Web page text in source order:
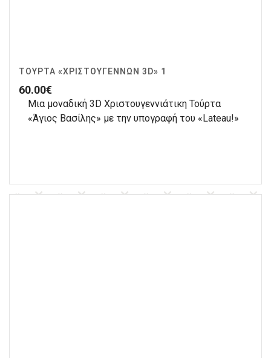
ΤΟΎΡΤΑ «ΧΡΙΣΤΟΥΓΈΝΝΩΝ 3D» 1
60.00€
Μια μοναδική 3D Χριστουγεννιάτικη Τούρτα
«Άγιος Βασίλης» με την υπογραφή του «Lateau!»